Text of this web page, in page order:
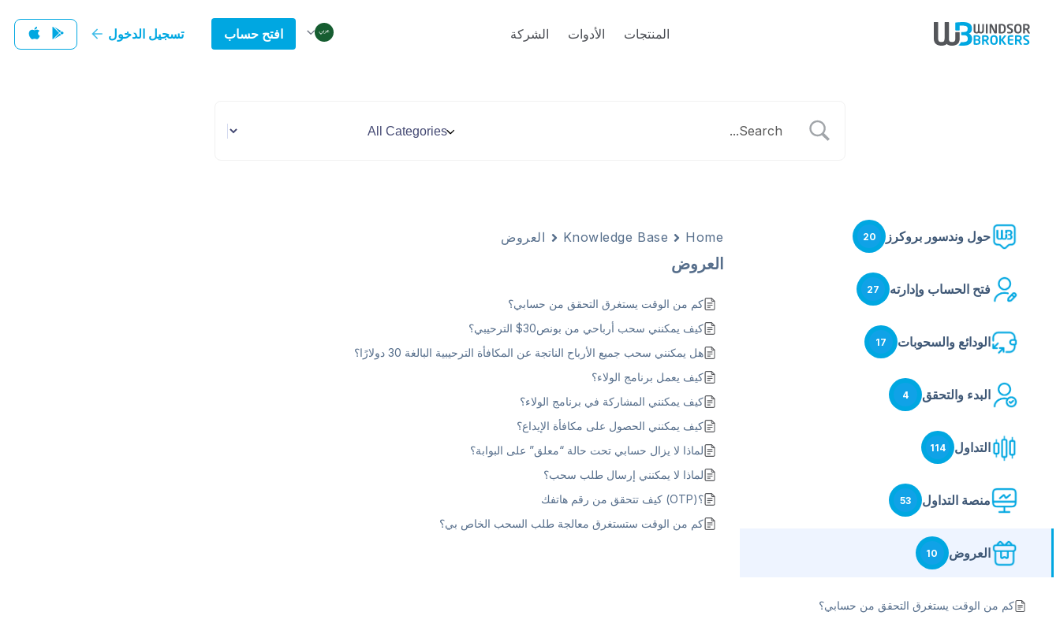
المنتجات الأدوات الشركة افتح حساب تسجيل الدخول
حول وندسور بروكرز 20
فتح الحساب وإدارته 27
الودائع والسحوبات 17
البدء والتحقق 4
التداول 114
منصة التداول 53
العروض 10
كم من الوقت يستغرق التحقق من حسابي؟
Home
Knowledge Base العروض
العروض
كم من الوقت يستغرق التحقق من حسابي؟
كيف يمكنني سحب أرباحي من بونص30$ الترحيبي؟
هل يمكنني سحب جميع الأرباح الناتجة عن المكافأة الترحيبية البالغة 30 دولارًا؟
كيف يعمل برنامج الولاء؟
كيف يمكنني المشاركة في برنامج الولاء؟
كيف يمكنني الحصول على مكافأة الإيداع؟
لماذا لا يزال حسابي تحت حالة “معلق” على البوابة؟
لماذا لا يمكنني إرسال طلب سحب؟
؟(OTP) كيف تتحقق من رقم هاتفك
كم من الوقت ستستغرق معالجة طلب السحب الخاص بي؟